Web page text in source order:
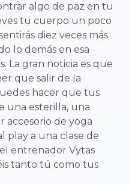
algo de paz en tu
tu cuerpo un poco
diez veces más
lo demás en esa
La gran noticia es que
que salir de la
hacer que tus
una esterilla, una
accesorio de yoga
play a una clase de
entrenador Vytas
tanto tú como tus